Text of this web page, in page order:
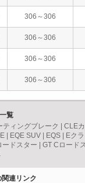
306～306
306～306
306～306
306～306
覧
ティングブレーク
CLE
EQE SUV EQS
Eク
ードスター
GT Cロード
連リンク